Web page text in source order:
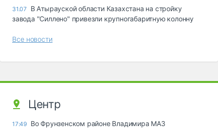
31.07
В Атырауской области Казахстана на стройку
завода "Силлено" привезли крупногабаритную колонну
Все новости
Центр
17:49 Во Фрунзенском районе Владимира МАЗ